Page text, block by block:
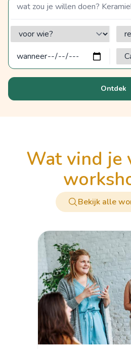
zoek op een term
voor wie?
Ontdek
wat vind je van deze
Bekijk alle